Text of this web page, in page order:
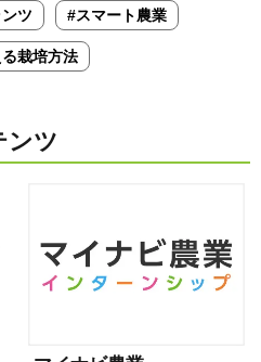
ツ #スマート農業
栽培方法
ンツ